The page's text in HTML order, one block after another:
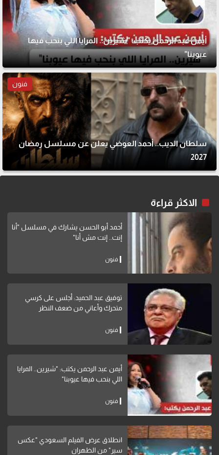
أيمن عبد الرحمن يكتب: "شيرين.. المرايا اللي بنحب فيها
عيوبنا"
فنون
سلطان الديب.. أحمد العوضي يعلن عن مسلسل رمضان
2027
الاكثر قراءة
أحمد أبو الحسن يشارك في مسلسل "أنا
إنت.. إنت مش أنا"
فنون
توفيق عبد الحميد: أجلس على كرسي
متحرك وأعاني من ضعف النظر
فنون
أيمن عبد الرحمن يكتب: "شيرين.. المرايا
اللي بنحب فيها عيوبنا"
فنون
انطلاق عرض الفيلم السعودي "عكس
سير" من الظهران